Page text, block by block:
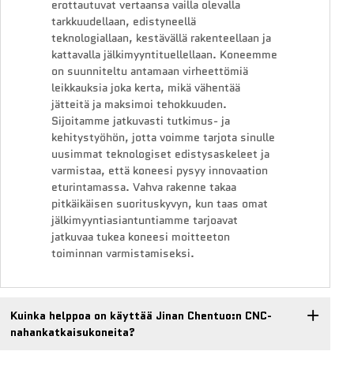
erottautuvat vertaansa vailla olevalla
tarkkuudellaan, edistyneellä
teknologiallaan, kestävällä rakenteellaan ja
kattavalla jälkimyyntituellellaan. Koneemme
on suunniteltu antamaan virheettömiä
leikkauksia joka kerta, mikä vähentää
jätteitä ja maksimoi tehokkuuden.
Sijoitamme jatkuvasti tutkimus- ja
kehitystyöhön, jotta voimme tarjota sinulle
uusimmat teknologiset edistysaskeleet ja
varmistaa, että koneesi pysyy innovaation
eturintamassa. Vahva rakenne takaa
pitkäikäisen suorituskyvyn, kun taas omat
jälkimyyntiasiantuntiamme tarjoavat
jatkuvaa tukea koneesi moitteeton
toiminnan varmistamiseksi.
Kuinka helppoa on käyttää Jinan Chentuo:n CNC-
nahankatkaisukoneita?